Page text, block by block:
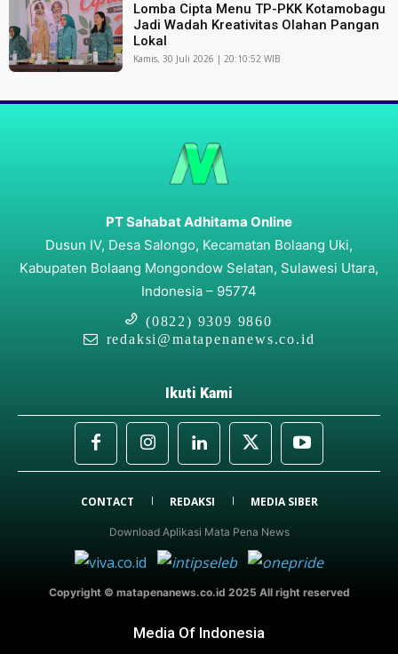
Lomba Cipta Menu TP-PKK Kotamobagu
Jadi Wadah Kreativitas Olahan Pangan
Lokal
Kamis, 30 Juli 2026 | 20:10:52 WIB
PT Sahabat Adhitama Online
Dusun IV, Desa Salongo, Kecamatan Bolaang Uki,
Kabupaten Bolaang Mongondow Selatan, Sulawesi Utara,
Indonesia – 95774
(0822) 9309 9860
redaksi@matapenanews.co.id
Ikuti Kami
CONTACT REDAKSI MEDIA SIBER
Download Aplikasi Mata Pena News
Copyright © matapenanews.co.id 2025 All right reserved
Media Of Indonesia